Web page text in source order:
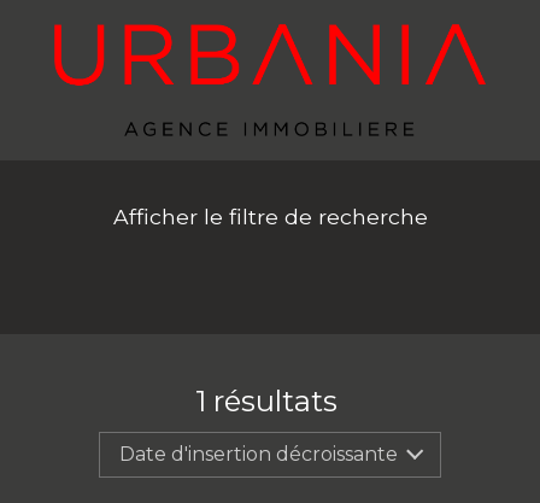
Afficher le filtre de recherche
1 résultats
Date d'insertion décroissante